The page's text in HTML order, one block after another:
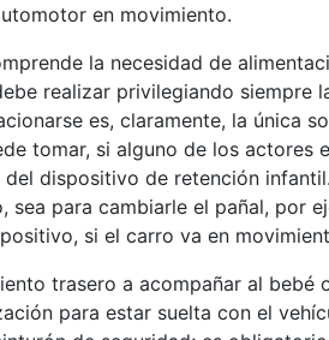
en movimiento.
la necesidad de
realizar privilegiando siempre
es, claramente, la única
tomar, si alguno de los actores
dispositivo de retención
sea para cambiarle el pañal, por
si el carro va en
trasero a acompañar al bebé
para estar suelta con el